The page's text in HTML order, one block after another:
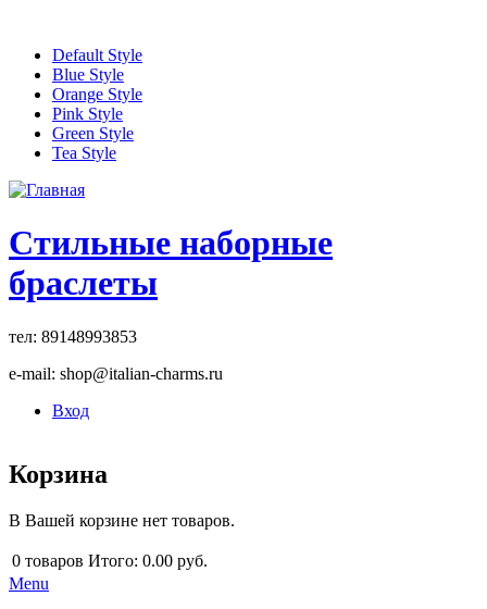
Default Style
Blue Style
Orange Style
Pink Style
Green Style
Tea Style
Стильные наборные
браслеты
тел: 89148993853
e-mail: shop@italian-charms.ru
Вход
Корзина
В Вашей корзине нет товаров.
0 товаров Итого: 0.00 руб.
Menu